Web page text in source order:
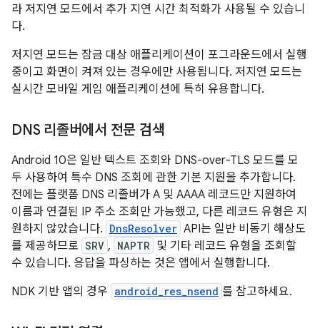
라 저지연 모드에서 추가 지연 시간 최적화가 사용될 수 있습니
다.
저지연 모드는 잠금 대상 애플리케이션이 포그라운드에서 실행
중이고 화면이 켜져 있는 경우에만 사용됩니다. 저지연 모드는
실시간 모바일 게임 애플리케이션에 특히 유용합니다.
DNS 리졸버에서 전문 검색
Android 10은 일반 텍스트 조회와 DNS-over-TLS 모드를 모
두 사용하여 특수 DNS 조회에 관한 기본 지원을 추가합니다.
전에는 플랫폼 DNS 리졸버가 A 및 AAAA 레코드만 지원하여
이름과 연결된 IP 주소 조회만 가능했고, 다른 레코드 유형은 지
원하지 않았습니다. DnsResolver API는 일반 비동기 해상도
를 제공하므로 SRV , NAPTR 및 기타 레코드 유형을 조회할
수 있습니다. 응답을 파싱하는 것은 앱에서 실행합니다.
NDK 기반 앱의 경우 android_res_nsend 를 참고하세요.